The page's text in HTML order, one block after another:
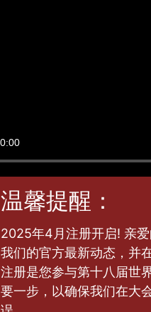
温馨提醒：
2025年4月注册开启! 亲
我们的官方最新动态，并
注册是您参与第十八届世
要一步，以确保我们在大